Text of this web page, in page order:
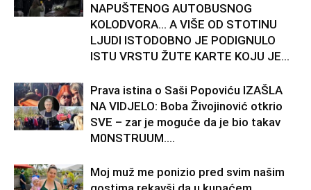
NAPUŠTENOG AUTOBUSNOG
KOLODVORA… A VIŠE OD STOTINU
LJUDI ISTODOBNO JE PODIGNULO
ISTU VRSTU ŽUTE KARTE KOJU JE...
Prava istina o Saši Popoviću IZAŠLA
NA VIDJELO: Boba Živojinović otkrio
SVE – zar je moguće da je bio takav
M0NSTRUUM….
Moj muž me ponizio pred svim našim